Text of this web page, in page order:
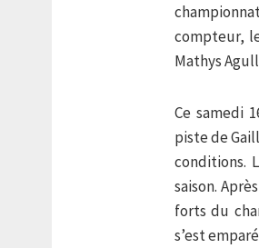
compteur,
Mathys
Ce samedi
piste de
conditions.
saison.
forts du
s’est